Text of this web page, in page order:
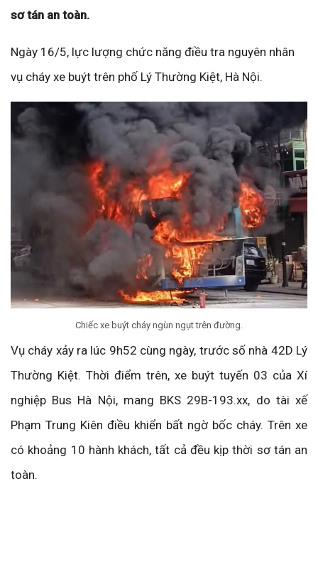
sơ tán an toàn.
Ngày 16/5, lực lượng chức năng điều tra nguyên nhân
vụ cháy xe buýt trên phố Lý Thường Kiệt, Hà Nội.
Chiếc xe buýt cháy ngùn ngụt trên đường.
Vụ cháy xảy ra lúc 9h52 cùng ngày, trước số nhà 42D Lý
Thường Kiệt. Thời điểm trên, xe buýt tuyến 03 của Xí
nghiệp Bus Hà Nội, mang BKS 29B-193.xx, do tài xế
Phạm Trung Kiên điều khiển bất ngờ bốc cháy. Trên xe
có khoảng 10 hành khách, tất cả đều kịp thời sơ tán an
toàn.